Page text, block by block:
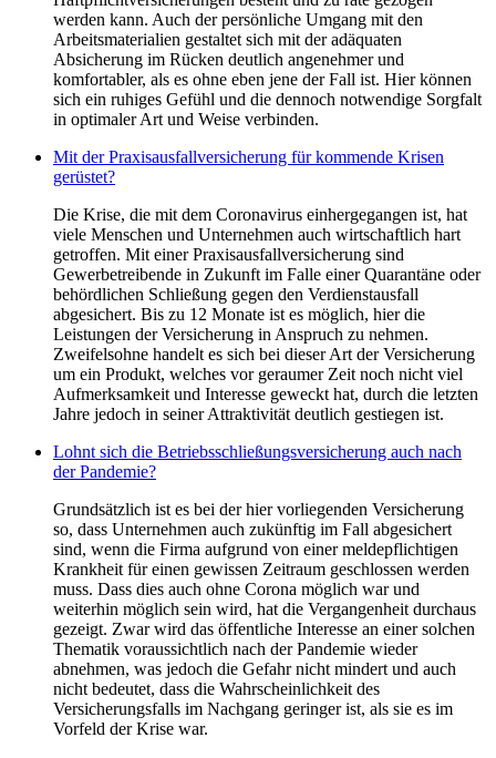
werden kann. Auch der persönliche Umgang mit den
Arbeitsmaterialien gestaltet sich mit der adäquaten
Absicherung im Rücken deutlich angenehmer und
komfortabler, als es ohne eben jene der Fall ist. Hier können
sich ein ruhiges Gefühl und die dennoch notwendige Sorgfalt
in optimaler Art und Weise verbinden.
Mit der Praxisausfallversicherung für kommende Krisen
gerüstet?
Die Krise, die mit dem Coronavirus einhergegangen ist, hat
viele Menschen und Unternehmen auch wirtschaftlich hart
getroffen. Mit einer Praxisausfallversicherung sind
Gewerbetreibende in Zukunft im Falle einer Quarantäne oder
behördlichen Schließung gegen den Verdienstausfall
abgesichert. Bis zu 12 Monate ist es möglich, hier die
Leistungen der Versicherung in Anspruch zu nehmen.
Zweifelsohne handelt es sich bei dieser Art der Versicherung
um ein Produkt, welches vor geraumer Zeit noch nicht viel
Aufmerksamkeit und Interesse geweckt hat, durch die letzten
Jahre jedoch in seiner Attraktivität deutlich gestiegen ist.
Lohnt sich die Betriebsschließungsversicherung auch nach
der Pandemie?
Grundsätzlich ist es bei der hier vorliegenden Versicherung
so, dass Unternehmen auch zukünftig im Fall abgesichert
sind, wenn die Firma aufgrund von einer meldepflichtigen
Krankheit für einen gewissen Zeitraum geschlossen werden
muss. Dass dies auch ohne Corona möglich war und
weiterhin möglich sein wird, hat die Vergangenheit durchaus
gezeigt. Zwar wird das öffentliche Interesse an einer solchen
Thematik voraussichtlich nach der Pandemie wieder
abnehmen, was jedoch die Gefahr nicht mindert und auch
nicht bedeutet, dass die Wahrscheinlichkeit des
Versicherungsfalls im Nachgang geringer ist, als sie es im
Vorfeld der Krise war.